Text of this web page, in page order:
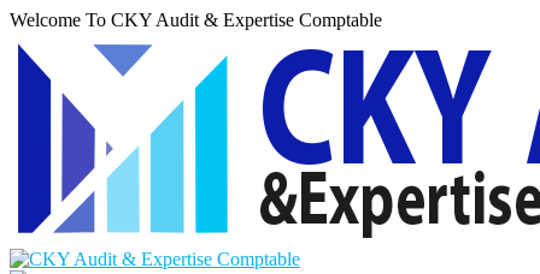
Welcome To CKY Audit & Expertise Comptable